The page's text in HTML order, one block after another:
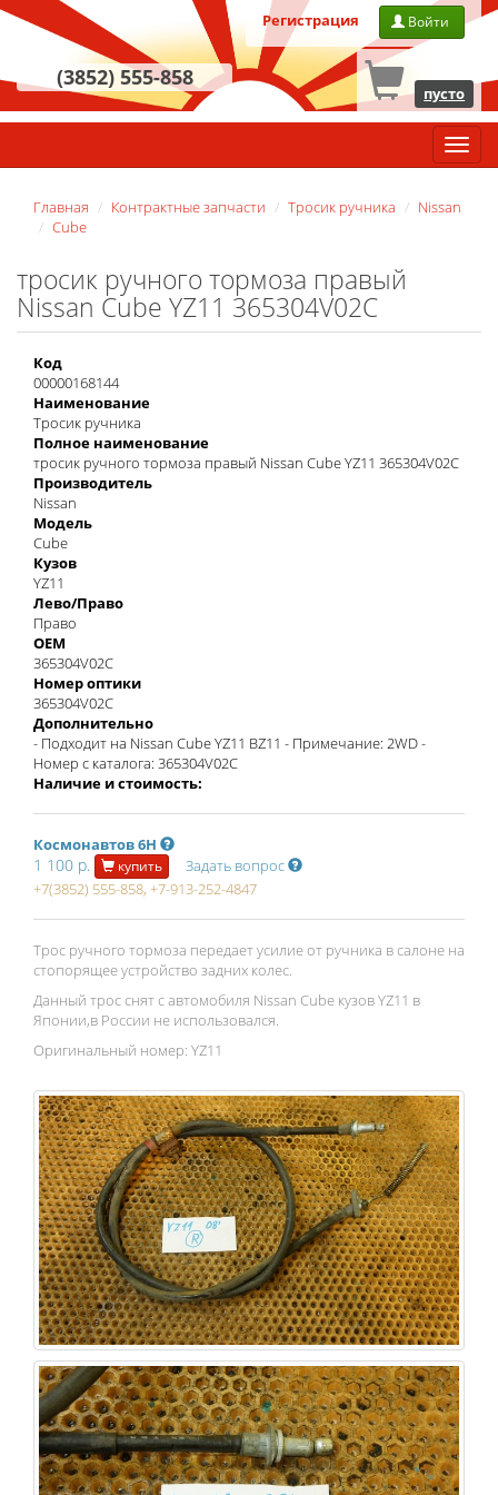
Регистрация Войти
(3852) 555-858
пусто
меню
Главная Контрактные запчасти Тросик ручника
Nissan
Cube
тросик ручного тормоза правый
Nissan Cube YZ11 365304V02C
Код
00000168144
Наименование
Тросик ручника
Полное наименование
тросик ручного тормоза правый Nissan Cube YZ11 365304V02C
Производитель
Nissan
Модель
Cube
Кузов
YZ11
Лево/Право
Право
OEM
365304V02C
Номер оптики
365304V02C
Дополнительно
- Подходит на Nissan Cube YZ11 BZ11 - Примечание: 2WD -
Номер с каталога: 365304V02C
Наличие и стоимость:
Космонавтов 6Н
1 100 р. купить
Задать вопрос
+7(3852) 555-858, +7-913-252-4847
Трос ручного тормоза передает усилие от ручника в салоне на
стопорящее устройство задних колес.
Данный трос снят с автомобиля Nissan Cube кузов YZ11 в
Японии,в России не использовался.
Оригинальный номер: YZ11